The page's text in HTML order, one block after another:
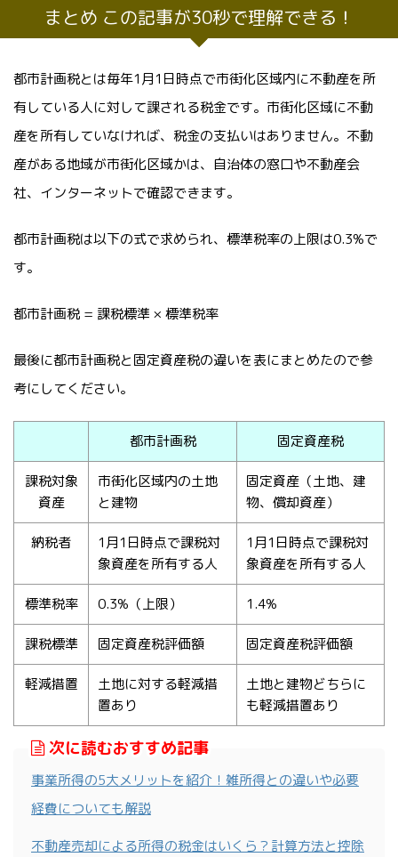
まとめ この記事が30秒で理解できる！
都市計画税とは毎年1月1日時点で市街化区域内に不動産を所
有している人に対して課される税金です。市街化区域に不動
産を所有していなければ、税金の支払いはありません。不動
産がある地域が市街化区域かは、自治体の窓口や不動産会
社、インターネットで確認できます。
都市計画税は以下の式で求められ、標準税率の上限は0.3%で
す。
都市計画税 = 課税標準 × 標準税率
最後に都市計画税と固定資産税の違いを表にまとめたので参
考にしてください。
都市計画税 固定資産税
課税対象
資産
市街化区域内の土地
と建物
固定資産（土地、建
物、償却資産）
納税者
1月1日時点で課税対
象資産を所有する人
1月1日時点で課税対
象資産を所有する人
標準税率 0.3%（上限） 1.4%
課税標準 固定資産税評価額 固定資産税評価額
軽減措置
土地に対する軽減措
置あり
土地と建物どちらに
も軽減措置あり
次に読むおすすめ記事
事業所得の5大メリットを紹介！雑所得との違いや必要
経費についても解説
不動産売却による所得の税金はいくら？計算方法と控除